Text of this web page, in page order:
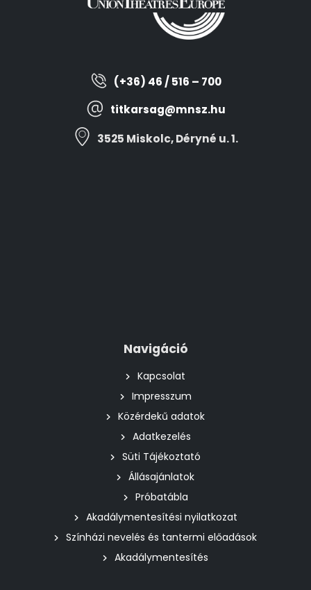
(+36) 46 / 516 – 700
titkarsag@mnsz.hu
3525 Miskolc, Déryné u. 1.
Navigáció
Kapcsolat
Impresszum
Közérdekű adatok
Adatkezelés
Süti Tájékoztató
Állásajánlatok
Próbatábla
Akadálymentesítési nyilatkozat
Színházi nevelés és tantermi előadások
Akadálymentesítés